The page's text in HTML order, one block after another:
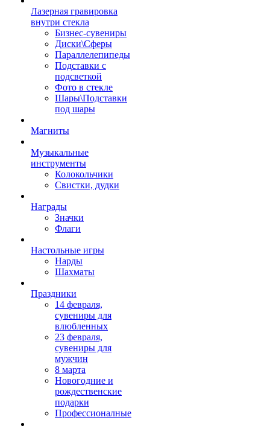
Лазерная гравировка
внутри стекла
Бизнес-сувениры
Диски\Сферы
Параллелепипеды
Подставки с
подсветкой
Фото в стекле
Шары\Подставки
под шары
Магниты
Музыкальные
инструменты
Колокольчики
Свистки, дудки
Награды
Значки
Флаги
Настольные игры
Нарды
Шахматы
Праздники
14 февраля,
сувениры для
влюбленных
23 февраля,
сувениры для
мужчин
8 марта
Новогодние и
рождественские
подарки
Профессионалные